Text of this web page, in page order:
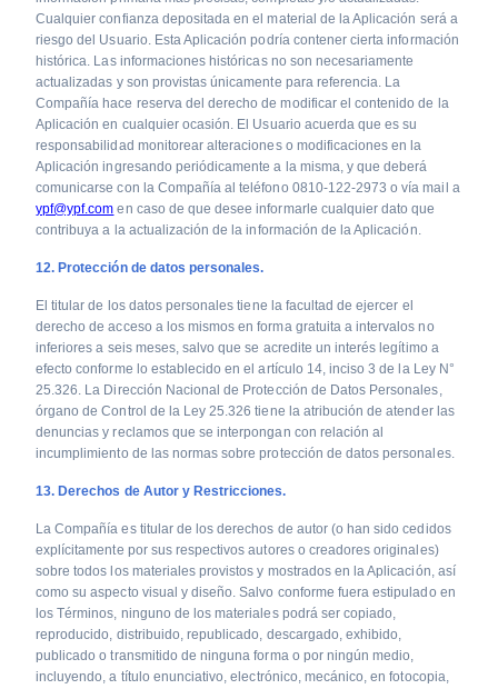
Cualquier confianza depositada en el material de la Aplicación será a
riesgo del Usuario. Esta Aplicación podría contener cierta información
histórica. Las informaciones históricas no son necesariamente
actualizadas y son provistas únicamente para referencia. La
Compañía hace reserva del derecho de modificar el contenido de la
Aplicación en cualquier ocasión. El Usuario acuerda que es su
responsabilidad monitorear alteraciones o modificaciones en la
Aplicación ingresando periódicamente a la misma, y que deberá
comunicarse con la Compañía al teléfono 0810-122-2973 o vía mail a
ypf@ypf.com en caso de que desee informarle cualquier dato que
contribuya a la actualización de la información de la Aplicación.
12. Protección de datos personales.
El titular de los datos personales tiene la facultad de ejercer el
derecho de acceso a los mismos en forma gratuita a intervalos no
inferiores a seis meses, salvo que se acredite un interés legítimo a
efecto conforme lo establecido en el artículo 14, inciso 3 de la Ley N°
25.326. La Dirección Nacional de Protección de Datos Personales,
órgano de Control de la Ley 25.326 tiene la atribución de atender las
denuncias y reclamos que se interpongan con relación al
incumplimiento de las normas sobre protección de datos personales.
13. Derechos de Autor y Restricciones.
La Compañía es titular de los derechos de autor (o han sido cedidos
explícitamente por sus respectivos autores o creadores originales)
sobre todos los materiales provistos y mostrados en la Aplicación, así
como su aspecto visual y diseño. Salvo conforme fuera estipulado en
los Términos, ninguno de los materiales podrá ser copiado,
reproducido, distribuido, republicado, descargado, exhibido,
publicado o transmitido de ninguna forma o por ningún medio,
incluyendo, a título enunciativo, electrónico, mecánico, en fotocopia,